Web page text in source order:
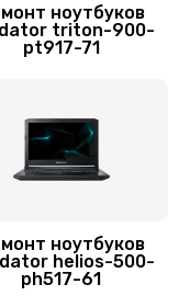
диска)
Windows
ноутбуков
triton-900-
pt917-71
ноутбуков
helios-500-
ph517-61